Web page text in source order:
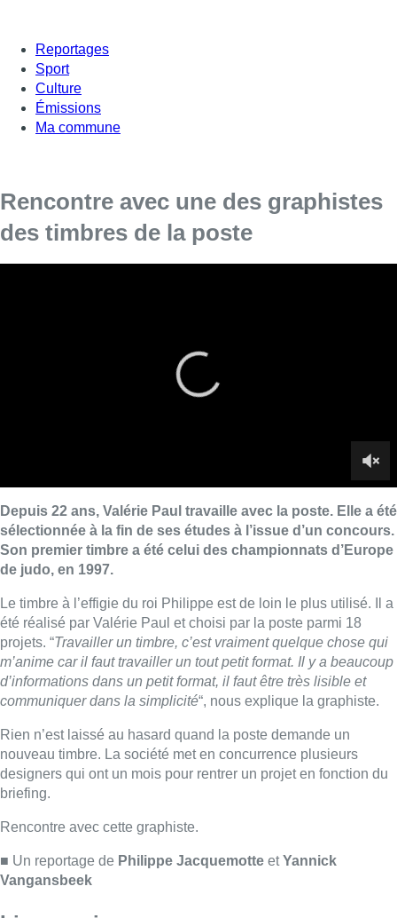
Reportages
Sport
Culture
Émissions
Ma commune
Rencontre avec une des graphistes
des timbres de la poste
Le timbre à l’effigie du roi Philippe est de loin le plus utilisé. Il a
été réalisé par Valérie Paul et choisi par la poste parmi 18
d’informations dans un petit format, il faut être très lisible et
“, nous explique la graphiste.
nouveau timbre. La société met en concurrence plusieurs
designers qui ont un mois pour rentrer un projet en fonction du
briefing.
■ Un reportage dePhilippe Jacquemotte etYannick
Vangansbeek
Lire aussi :
L’Union Saint-Gilloise attire
Bertram Kvist, milieu danois de 21
ans qui renforce les U23